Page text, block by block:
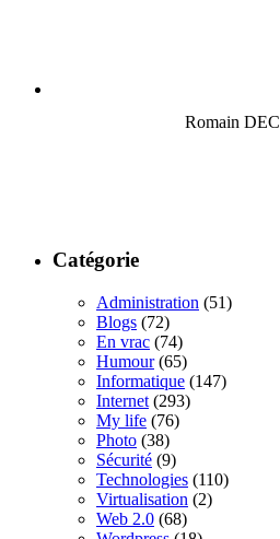
Romain
Catégorie
Administration (51)
Blogs (72)
En vrac (74)
Humour(65)
Informatique (147)
Internet (293)
My life (76)
Photo (38)
Sécurité (9)
Technologies (110)
Virtualisation (2)
Web 2.0 (68)